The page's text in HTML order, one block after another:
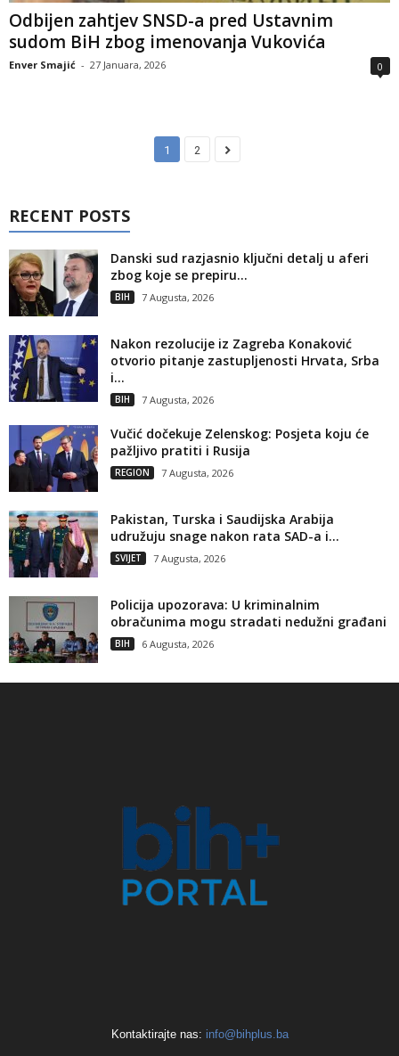
Odbijen zahtjev SNSD-a pred Ustavnim
sudom BiH zbog imenovanja Vukovića
Enver Smajić - 27 Januara, 2026 0
1 2
RECENT POSTS
Danski sud razjasnio ključni detalj u aferi
zbog koje se prepiru...
BIH 7 Augusta, 2026
Nakon rezolucije iz Zagreba Konaković
otvorio pitanje zastupljenosti Hrvata, Srba
i...
BIH 7 Augusta, 2026
Vučić dočekuje Zelenskog: Posjeta koju će
pažljivo pratiti i Rusija
REGION 7 Augusta, 2026
Pakistan, Turska i Saudijska Arabija
udružuju snage nakon rata SAD-a i...
SVIJET 7 Augusta, 2026
Policija upozorava: U kriminalnim
obračunima mogu stradati nedužni građani
BIH 6 Augusta, 2026
Kontaktirajte nas: info@bihplus.ba